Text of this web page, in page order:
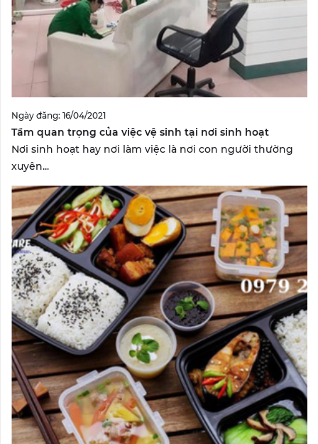
Ngày đăng: 16/04/2021
Tầm quan trọng của việc vệ sinh tại nơi sinh hoạt
Nơi sinh hoạt hay nơi làm việc là nơi con người thường
xuyên...